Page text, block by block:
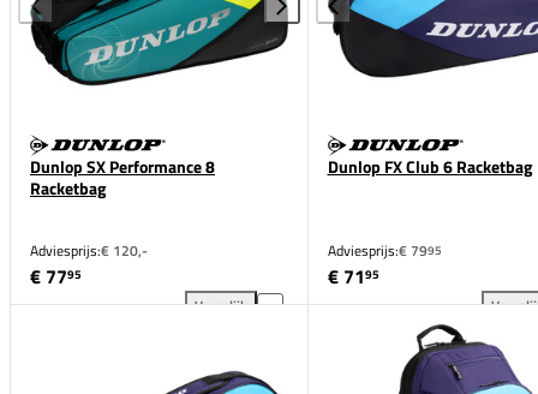
Dunlop SX Performance 8
Racketbag
Adviesprijs:€ 120,-
€ 7795
Vergelijk
Dunlop SX Performance 8 Racketbag toevoegen
Dunlop FX Club 6 Racketbag
Adviesprijs:€ 7995
€ 7195